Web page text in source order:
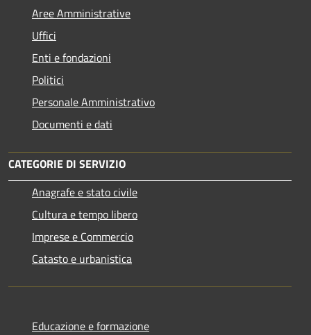
Aree Amministrative
Uffici
Enti e fondazioni
Politici
Personale Amministrativo
Documenti e dati
CATEGORIE DI SERVIZIO
Anagrafe e stato civile
Cultura e tempo libero
Imprese e Commercio
Catasto e urbanistica
Educazione e formazione